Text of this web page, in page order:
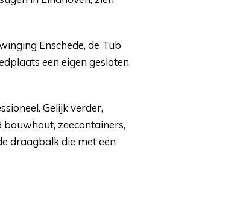
Enschede, de Tub
een eigen gesloten
Gelijk verder,
bouwhout, zeecontainers,
draagbalk die met een